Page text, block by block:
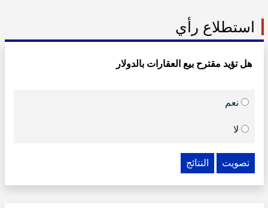
استطلاع رأي
هل تؤيد مقترح بيع العقارات بالدولار
نعم
لا
تصويت النتائج